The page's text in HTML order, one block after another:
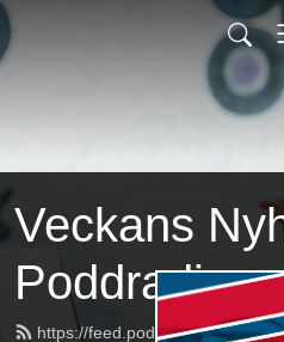
Veckans
Poddradio
https://feed.podbean.com/